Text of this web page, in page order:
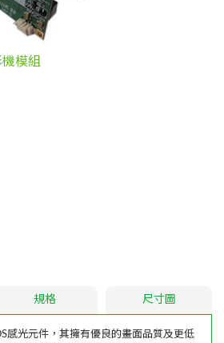
模組
規格 尺寸圖
感光元件，其擁有優良的畫面品質及更低